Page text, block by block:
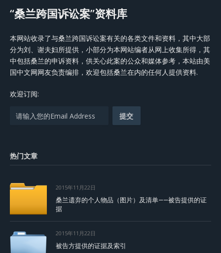
“桑兰跨国诉讼案”资料库
本网站收录了与桑兰跨国诉讼案有关的各类文件和资料，其中大部
分为刘、谢夫妇所提供，小部分为本网站编者从网上收集所得，其
中包括桑兰的申诉资料，供关心此案的公众和媒体参考，本站由美
国中文网网友负责编排，欢迎包括桑兰在内的任何人提供资料.
欢迎订阅:
热门文章
2015年11月22日
桑兰遗弃的个人物品（图片）及清单——被告提供的证
据
2015年11月22日
被告方提供的证据及索引